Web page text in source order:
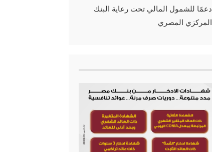
دعمًا للشمول المالي تحت رعاية البنك
المركزي المصري